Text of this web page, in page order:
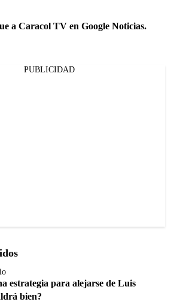
a Caracol TV en Google Noticias.
PUBLICIDAD
estrategia para alejarse de Luis
bien?